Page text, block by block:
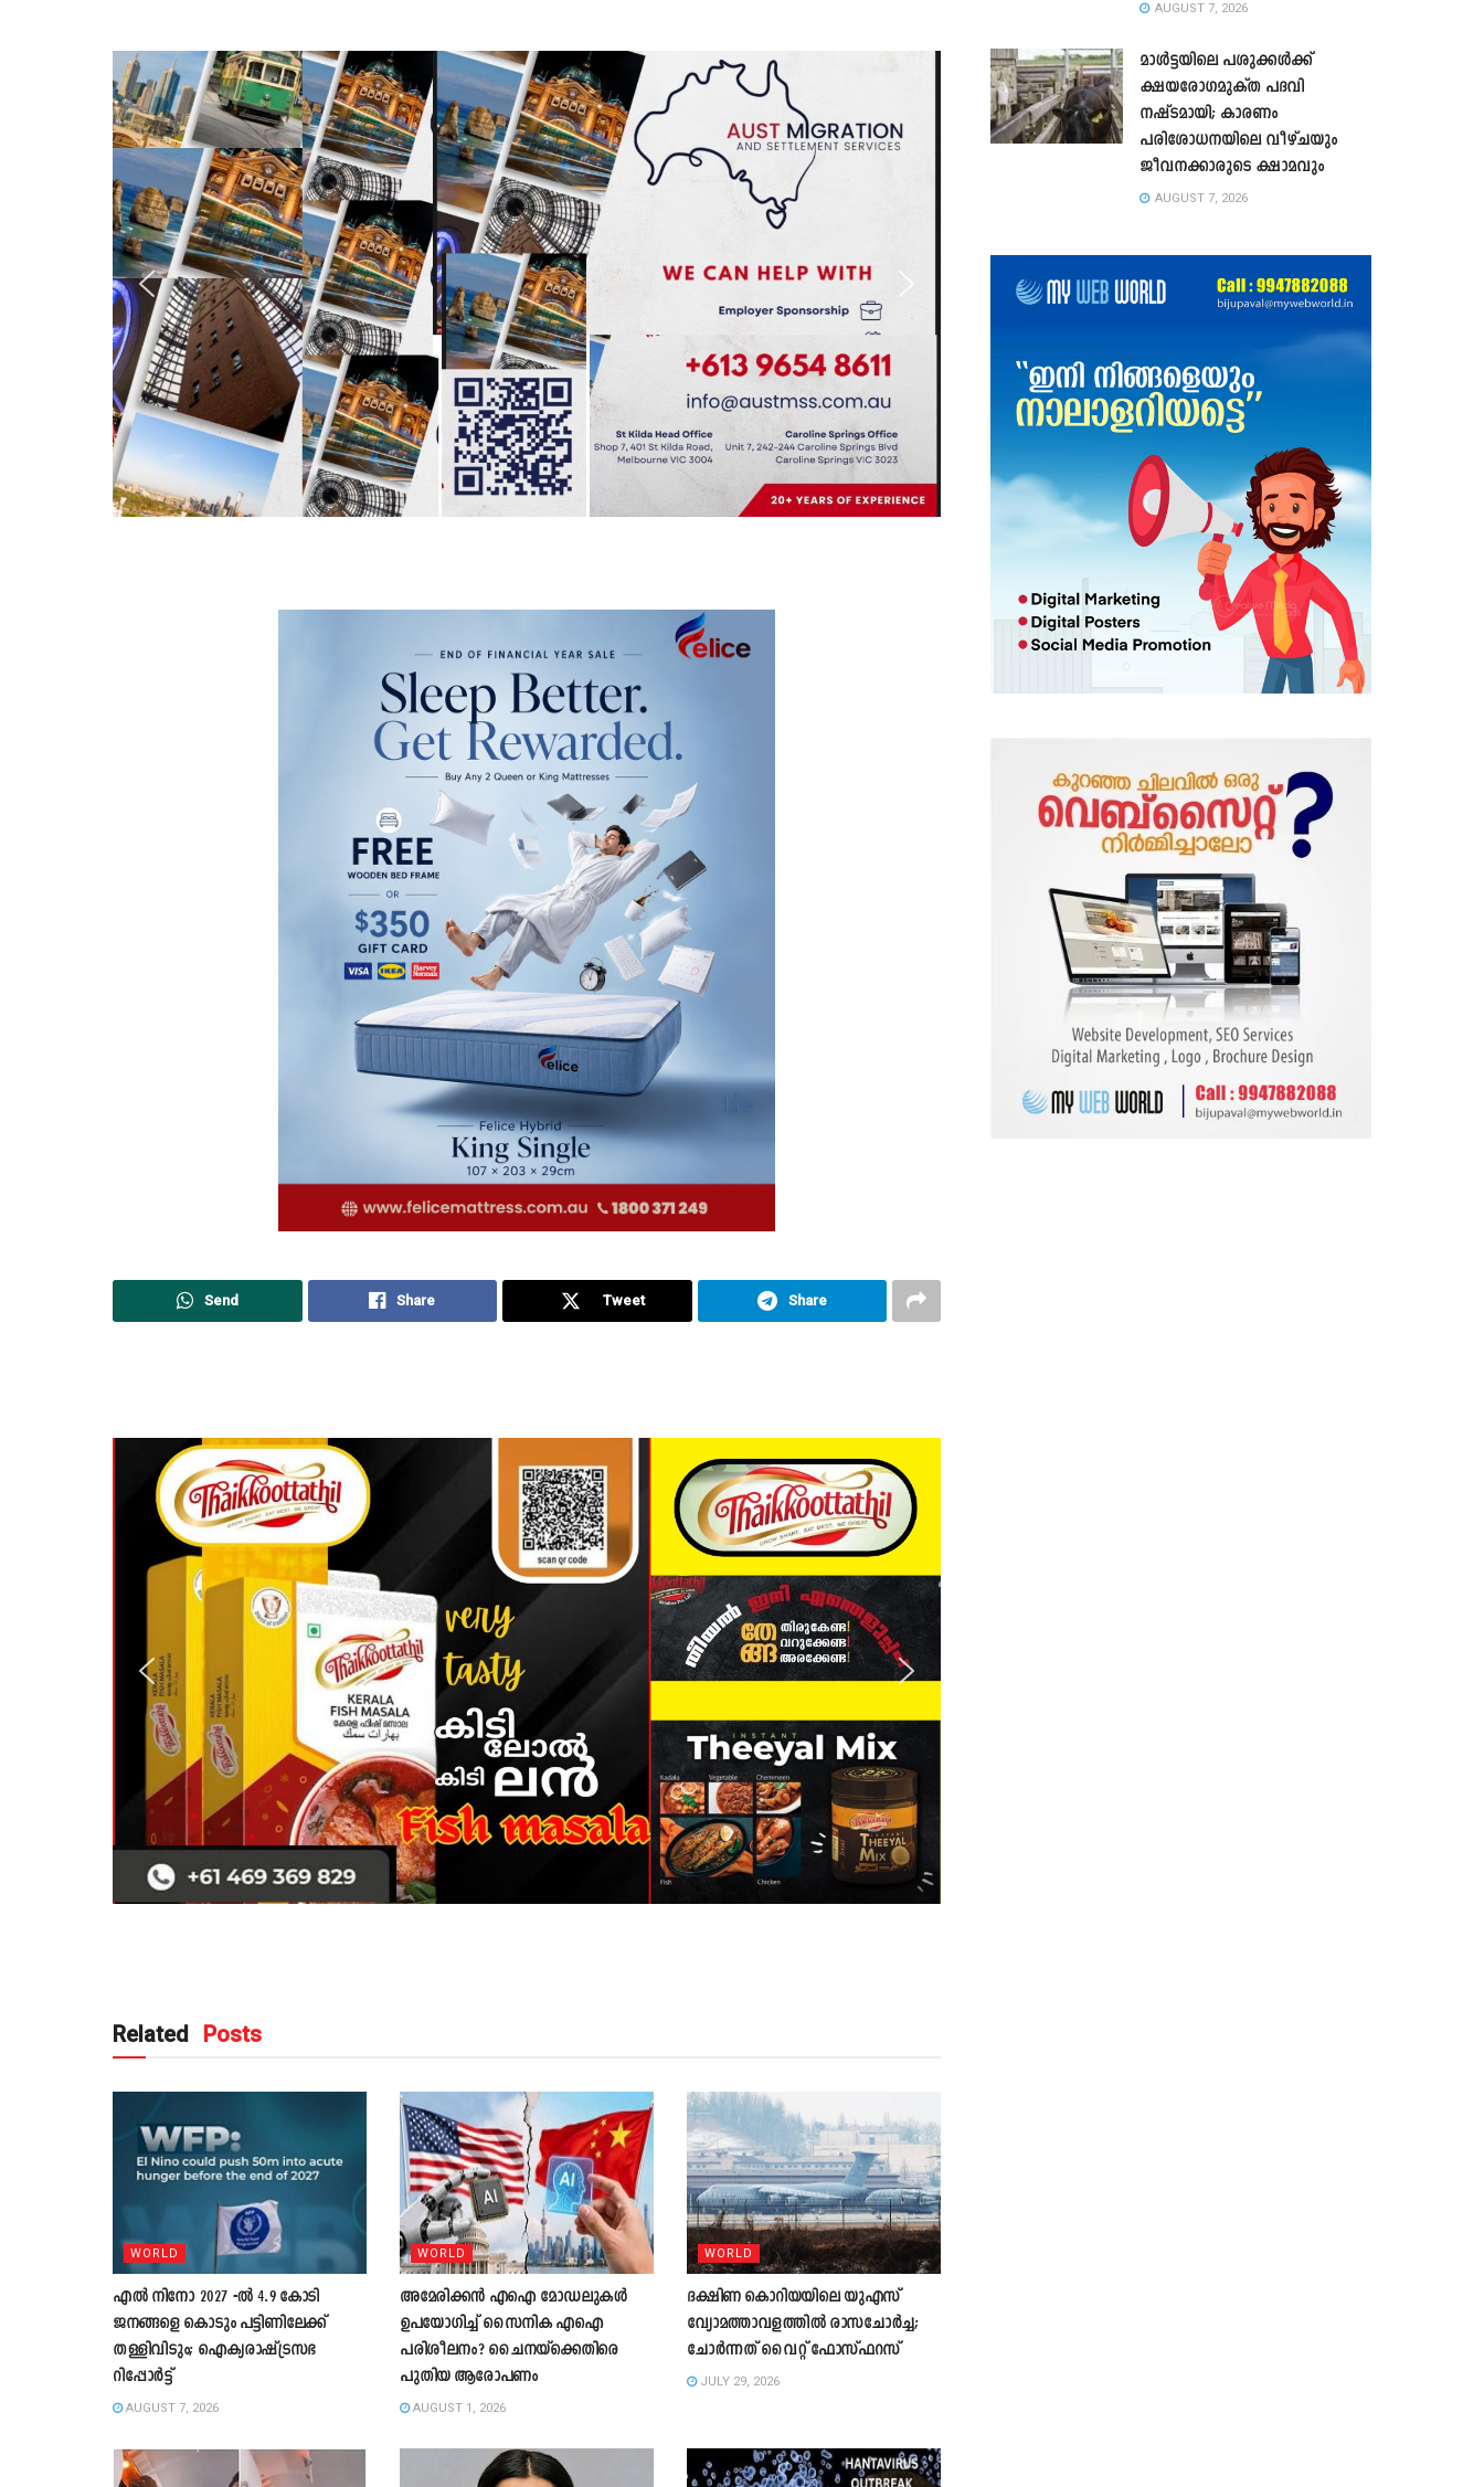
Send Share Tweet Share
Related Posts
WORLD
എൽ നിനോ 2027 -ൽ 4.9 കോടി
ജനങ്ങളെ കൊടും പട്ടിണിലേക്ക്
തള്ളിവിടും; ഐക്യരാഷ്ട്രസഭ
റിപ്പോർട്ട്
AUGUST 7, 2026
WORLD
അമേരിക്കൻ എഐ മോഡലുകൾ
ഉപയോഗിച്ച് സൈനിക എഐ
പരിശീലനം? ചൈനയ്‌ക്കെതിരെ
പുതിയ ആരോപണം
AUGUST 1, 2026
WORLD
ദക്ഷിണ കൊറിയയിലെ യുഎസ്
വ്യോമത്താവളത്തിൽ രാസചോർച്ച;
ചോർന്നത് വൈറ്റ് ഫോസ്ഫറസ്
JULY 29, 2026
AUGUST 7, 2026
മാൾട്ടയിലെ പശുക്കൾക്ക്
ക്ഷയരോഗമുക്ത പദവി
നഷ്ടമായി; കാരണം
പരിശോധനയിലെ വീഴ്ചയും
ജീവനക്കാരുടെ ക്ഷാമവും
AUGUST 7, 2026